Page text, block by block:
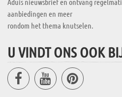
Aduis nieuwsbrief en ontvang
aanbiedingen en meer
rondom het thema knutselen.
U VINDT ONS OOK